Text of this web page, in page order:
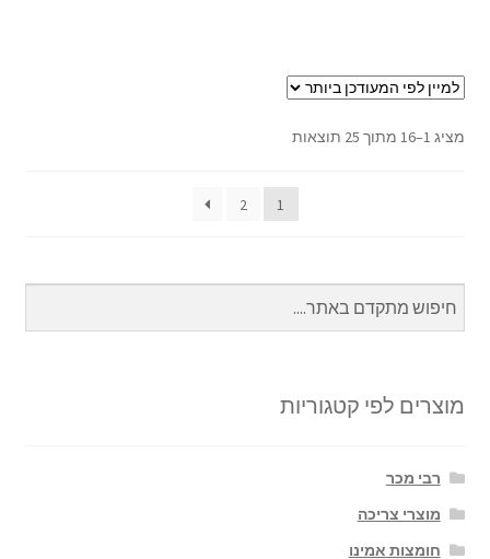
מציג 1–16 מתוך 25 תוצאות
1
2
מוצרים לפי קטגוריות
רבי מכר
מוצרי צריכה
חומצות אמינו